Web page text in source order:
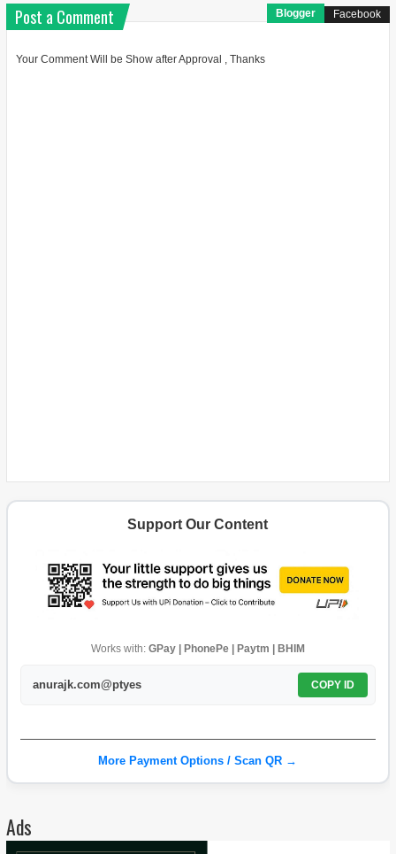
Post a Comment Blogger Facebook
Your Comment Will be Show after Approval , Thanks
Support Our Content
Works with: GPay | PhonePe | Paytm | BHIM
anurajk.com@ptyes COPY ID
More Payment Options / Scan QR →
Ads